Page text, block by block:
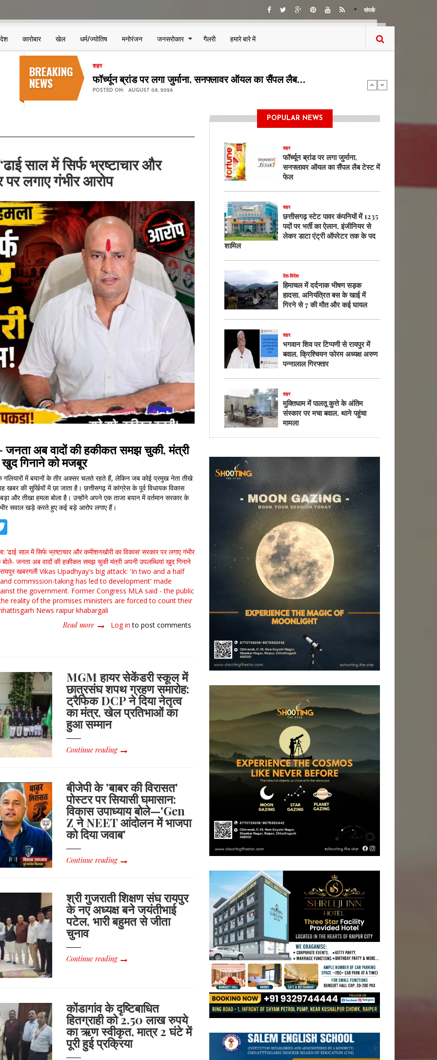
संपर्क
कारोबार खेल धर्म/ज्योतिष मनोरंजन जनसरोकार गैलरी हमारे बारे में
BREAKING
NEWS
शहर
छत्तीसगढ़ स्टेट पावर कंपनियों में 1235 पदों पर भर्ती का…
POSTED ON: AUGUST 08, 2026
साल में सिर्फ भ्रष्टाचार और
पर लगाए गंभीर आरोप
जनता अब वादों की हकीकत समझ चुकी, मंत्री
खुद गिनाने को मजबूर
गलियारों में बयानों के तीर अक्सर चलते रहते हैं, लेकिन जब कोई प्रमुख नेता तीखे
खबर की सुर्खियों में छा जाता है। छत्तीसगढ़ में कांग्रेस के पूर्व विधायक विकास
और तीखा हमला बोला है। उन्होंने अपने एक ताजा बयान में वर्तमान सरकार के
सवाल खड़े करते हुए कई बड़े आरोप लगाए हैं।
‘ढाई साल में सिर्फ भ्रष्टाचार और कमीशनखोरी का विकास’ सरकार पर लगाए गंभीर
बोले- जनता अब वादों की हकीकत समझ चुकी मंत्री अपनी उपलब्धियां खुद गिनाने
रायपुर खबरगली Vikas Upadhyay's big attack: 'In two and a half
commission-taking has led to development' made
the government. Former Congress MLA said - the public
reality of the promises ministers are forced to count their
News raipur khabargali
Read more about
हमला:
‘ढाई
साल
में
सिर्फ
भ्रष्टाचार
का
पर
लगाए
गंभीर
आरोप
Log in to post comments
MGM हायर सेकेंडरी स्कूल में
छात्रसंघ शपथ ग्रहण समारोह:
ट्रैफिक DCP ने दिया नेतृत्व
का मंत्र, खेल प्रतिभाओं का
हुआ सम्मान
Continue reading
बीजेपी के 'बाबर की विरासत'
पोस्टर पर सियासी घमासान:
विकास उपाध्याय बोले—'Gen
Z ने NEET आंदोलन में भाजपा
को दिया जवाब'
Continue reading
श्री गुजराती शिक्षण संघ रायपुर
के नए अध्यक्ष बने जयंतीभाई
पटेल, भारी बहुमत से जीता
चुनाव
Continue reading
कोंडागांव के दृष्टिबाधित
हितग्राही को 2.50 लाख रुपये
का ऋण स्वीकृत, मात्र 2 घंटे में
पूरी हुई प्रक्रिया
POPULAR NEWS
शहर
फॉर्च्यून ब्रांड पर लगा जुर्माना,
सनफ्लावर ऑयल का सैंपल लैब टेस्ट में
फेल
शहर
छत्तीसगढ़ स्टेट पावर कंपनियों में 1235
पदों पर भर्ती का ऐलान, इंजीनियर से
लेकर डाटा एंट्री ऑपरेटर तक के पद
शामिल
देश-विदेश
हिमाचल में दर्दनाक भीषण सड़क
हादसा, अनियंत्रित बस के खाई में
गिरने से 7 की मौत और कई घायल
शहर
भगवान शिव पर टिप्पणी से रायपुर में
बवाल, क्रिश्चियन फोरम अध्यक्ष अरुण
पन्नालाल गिरफ्तार
शहर
मुक्तिधाम में पालतू कुत्ते के अंतिम
संस्कार पर मचा बवाल, थाने पहुंचा
मामला